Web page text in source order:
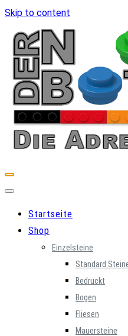
Skip to content
Startseite
Shop
Einzelsteine
Standard
Bedruckt
Bogen
Fliesen
Mauersteine